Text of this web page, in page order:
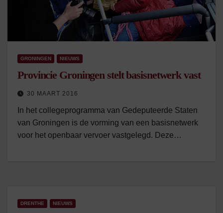
GRONINGEN NIEUWS
Provincie Groningen stelt basisnetwerk vast
30 MAART 2016
In het collegeprogramma van Gedeputeerde Staten
van Groningen is de vorming van een basisnetwerk
voor het openbaar vervoer vastgelegd. Deze…
DRENTHE NIEUWS